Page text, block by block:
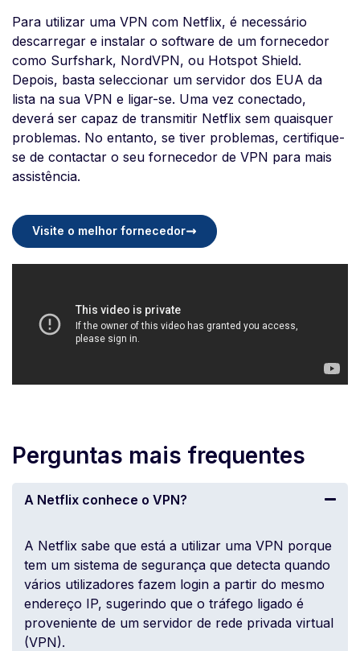
Para utilizar uma VPN com Netflix, é necessário
descarregar e instalar o software de um fornecedor
como Surfshark, NordVPN, ou Hotspot Shield.
Depois, basta seleccionar um servidor dos EUA da
lista na sua VPN e ligar-se. Uma vez conectado,
deverá ser capaz de transmitir Netflix sem quaisquer
problemas. No entanto, se tiver problemas, certifique-
se de contactar o seu fornecedor de VPN para mais
assistência.
Visite o melhor fornecedor
Perguntas mais frequentes
A Netflix conhece o VPN?
A Netflix sabe que está a utilizar uma VPN porque
tem um sistema de segurança que detecta quando
vários utilizadores fazem login a partir do mesmo
endereço IP, sugerindo que o tráfego ligado é
proveniente de um servidor de rede privada virtual
(VPN).